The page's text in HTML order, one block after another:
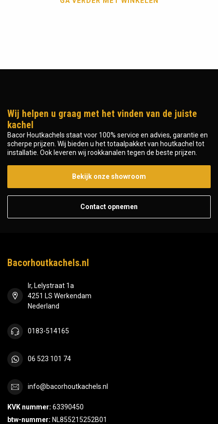
Wij helpen u graag met het vinden van de juiste
kachel
Bacor Houtkachels staat voor 100% service en advies, garantie en
scherpe prijzen. Wij bieden u het totaalpakket van houtkachel tot
installatie. Ook leveren wij rookkanalen tegen de beste prijzen.
Bekijk onze showroom
Contact opnemen
Bacorhoutkachels.nl
Ir, Lelystraat 1a
4251 LS Werkendam
Nederland
0183-514165
06 523 101 74
info@bacorhoutkachels.nl
KVK nummer: 63390450
btw-nummer: NL855215252B01